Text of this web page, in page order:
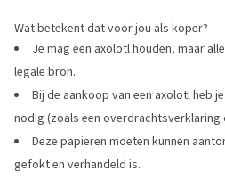
Wat betekent dat voor jou als koper?
Je mag een axolotl houden, maar
legale bron.
Bij de aankoop van een axolotl heb
nodig (zoals een
Deze papieren moeten kunnen
gefokt en verhandeld is.